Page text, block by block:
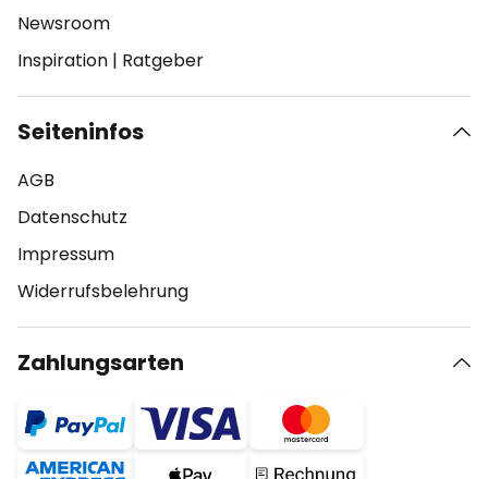
Newsroom
Inspiration | Ratgeber
Seiteninfos
AGB
Datenschutz
Impressum
Widerrufsbelehrung
Zahlungsarten